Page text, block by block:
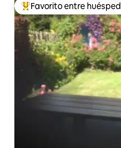
Favorito entre
Favorito entre